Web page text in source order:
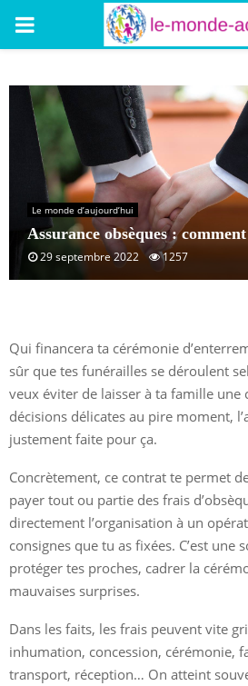
PRIMARY
Le monde d’aujourd’hui
Assurance obsèques :
29 septembre 2022 1257
Qui financera ta cérémonie
sûr que tes funérailles se déroulent
veux éviter de laisser à ta famille une
décisions délicates au pire moment,
justement faite pour ça.
Concrètement, ce contrat te permet
payer tout ou partie des frais
directement l’organisation à un
consignes que tu as fixées. C’est une
protéger tes proches, cadrer la
mauvaises surprises.
Dans les faits, les frais peuvent vite
inhumation, concession, cérémonie,
transport, réception… On atteint